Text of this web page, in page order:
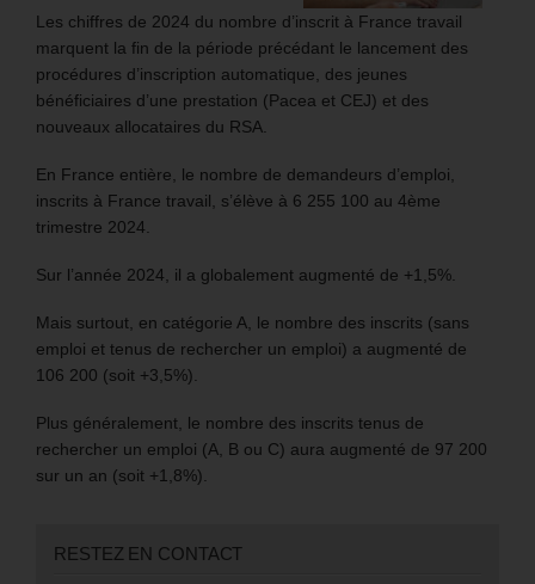
Les chiffres de 2024 du nombre d’inscrit à France travail
marquent la fin de la période précédant le lancement des
procédures d’inscription automatique, des jeunes
bénéficiaires d’une prestation (Pacea et CEJ) et des
nouveaux allocataires du RSA.
En France entière, le nombre de demandeurs d’emploi,
inscrits à France travail, s’élève à 6 255 100 au 4ème
trimestre 2024.
Sur l’année 2024, il a globalement augmenté de +1,5%.
Mais surtout, en catégorie A, le nombre des inscrits (sans
emploi et tenus de rechercher un emploi) a augmenté de
106 200 (soit +3,5%).
Plus généralement, le nombre des inscrits tenus de
rechercher un emploi (A, B ou C) aura augmenté de 97 200
sur un an (soit +1,8%).
RESTEZ EN CONTACT